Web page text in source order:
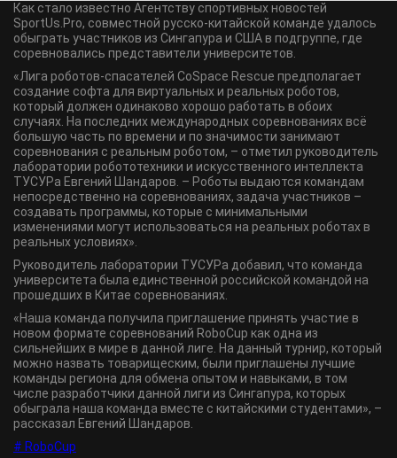
Как стало известно Агентству спортивных новостей
SportUs.Рro, совместной русско-китайской команде удалось
обыграть участников из Сингапура и США в подгруппе, где
соревновались представители университетов.
«Лига роботов-спасателей CoSpace Rescue предполагает
создание софта для виртуальных и реальных роботов,
который должен одинаково хорошо работать в обоих
случаях. На последних международных соревнованиях всё
большую часть по времени и по значимости занимают
соревнования с реальным роботом, – отметил руководитель
лаборатории робототехники и искусственного интеллекта
ТУСУРа Евгений Шандаров. – Роботы выдаются командам
непосредственно на соревнованиях, задача участников –
создавать программы, которые с минимальными
изменениями могут использоваться на реальных роботах в
реальных условиях».
Руководитель лаборатории ТУСУРа добавил, что команда
университета была единственной российской командой на
прошедших в Китае соревнованиях.
«Наша команда получила приглашение принять участие в
новом формате соревнований RoboCup как одна из
сильнейших в мире в данной лиге. На данный турнир, который
можно назвать товарищеским, были приглашены лучшие
команды региона для обмена опытом и навыками, в том
числе разработчики данной лиги из Сингапура, которых
обыграла наша команда вместе с китайскими студентами», –
рассказал Евгений Шандаров.
# RoboCup